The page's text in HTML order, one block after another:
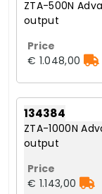
ZTA-500N
output
€ 1.048,00
134384
ZTA-1000N
output
€ 1.143,00